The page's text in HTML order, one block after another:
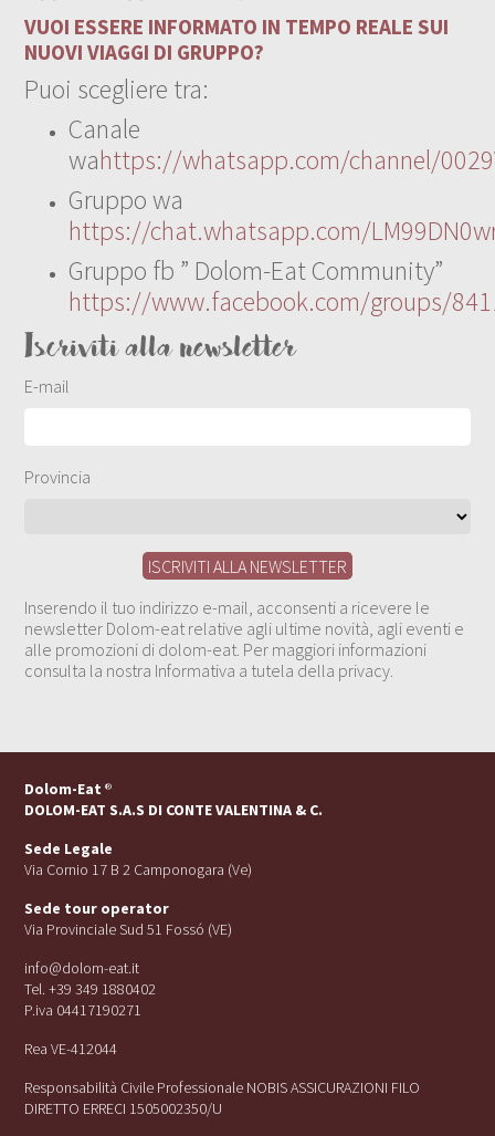
VUOI ESSERE INFORMATO IN TEMPO REALE SUI
NUOVI VIAGGI DI GRUPPO?
Puoi scegliere tra:
Canale
wahttps://whatsapp.com/channel/
Gruppo wa
https://chat.whatsapp.com/
Gruppo fb ” Dolom-Eat Community”
https://www.facebook.com/groups/
Iscriviti alla newsletter
E-mail
Provincia
Inserendo il tuo indirizzo e-mail, acconsenti a ricevere le
newsletter Dolom-eat relative agli ultime novità, agli eventi e
alle promozioni di dolom-eat. Per maggiori informazioni
consulta la nostra Informativa a tutela della privacy.
Dolom-Eat ®
DOLOM-EAT S.A.S DI CONTE VALENTINA & C.
Sede Legale
Via Cornio 17 B 2 Camponogara (Ve)
Sede tour operator
Via Provinciale Sud 51 Fossó (VE)
info@dolom-eat.it
Tel. +39 349 1880402
P.iva 04417190271
Rea VE-412044
Responsabilità Civile Professionale NOBIS ASSICURAZIONI FILO
DIRETTO ERRECI 1505002350/U